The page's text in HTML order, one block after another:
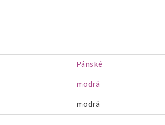
Pánské
modrá
modrá